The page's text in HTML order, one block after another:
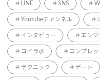
LINE SNS
Youtubeチャンネル
インタビュー エンジ
コイラボ コンプレッ
テクニック デート